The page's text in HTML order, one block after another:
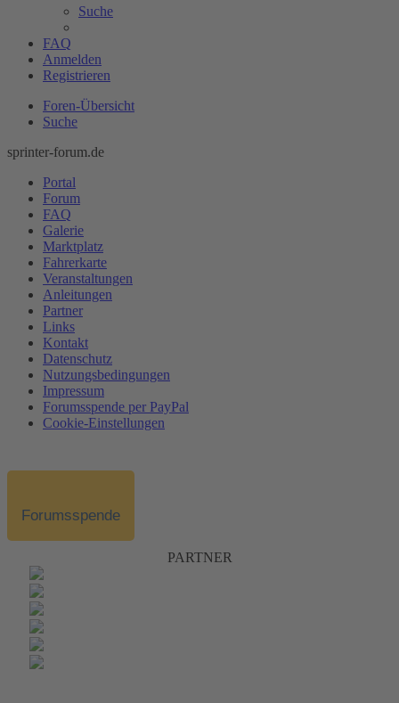
Suche
FAQ
Anmelden
Registrieren
Foren-Übersicht
Suche
sprinter-forum.de
Portal
Forum
FAQ
Galerie
Marktplatz
Fahrerkarte
Veranstaltungen
Anleitungen
Partner
Links
Kontakt
Datenschutz
Nutzungsbedingungen
Impressum
Forumsspende per PayPal
Cookie-Einstellungen
Forumsspende
PARTNER